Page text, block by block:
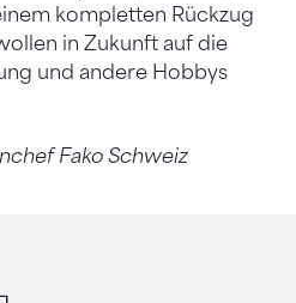
kompletten Rückzug
in Zukunft auf die
und andere Hobbys
Fako Schweiz